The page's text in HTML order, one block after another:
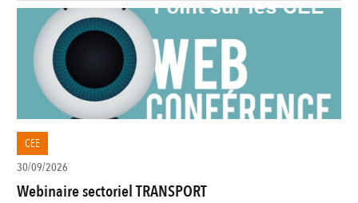
CEE
30/09/2026
Webinaire sectoriel TRANSPORT